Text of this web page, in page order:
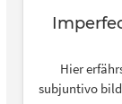
Hier
subjuntivo